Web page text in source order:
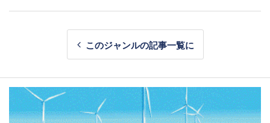
このジャンルの記事一覧に